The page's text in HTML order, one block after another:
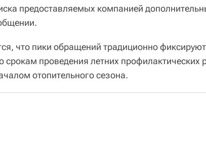
предоставляемых компанией
что пики обращений традиционно
срокам проведения летних профилактических
отопительного сезона.